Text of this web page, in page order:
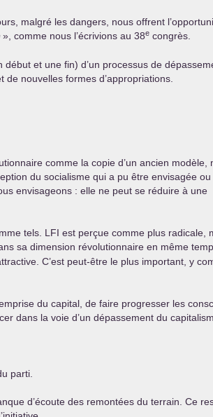
malgré les dangers, nous offrent
», comme nous l’écrivions au 38e congrès.
et une fin) d’un processus de
nouvelles formes d’appropriations.
comme la copie d’un ancien modèle,
du socialisme qui a pu être envisagée ou
envisageons : elle ne peut se réduire à une
tels. LFI est perçue comme plus radicale,
sa dimension révolutionnaire en même
C’est peut-être le plus important, y
du capital, de faire progresser les
dans la voie d’un dépassement du
parti.
d’écoute des remontées du terrain. Ce